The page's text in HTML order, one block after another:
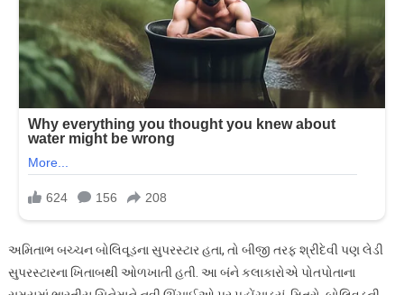
અમિતાભ બચ્ચન બોલિવૂડના સુપરસ્ટાર હતા, તો બીજી તરફ શ્રીદેવી પણ લેડી
સુપરસ્ટારના ખિતાબથી ઓળખાતી હતી. આ બંને કલાકારોએ પોતપોતાના